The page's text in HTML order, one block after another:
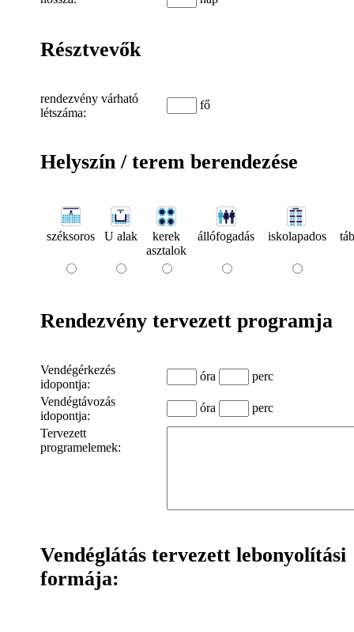
Résztvevők
rendezvény várható
létszáma:
fő
Helyszín / terem berendezése
széksoros U alak
kerek
asztalok
állófogadás iskolapados
Rendezvény tervezett programja
Vendégérkezés
idopontja:
óra
perc
Vendégtávozás
idopontja:
óra
perc
Tervezett
programelemek:
Vendéglátás tervezett lebonyolítási
formája: